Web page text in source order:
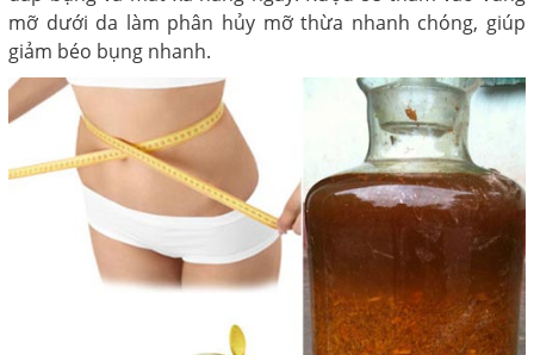
mỡ dưới da làm phân hủy mỡ thừa nhanh chóng, giúp
giảm béo bụng nhanh.